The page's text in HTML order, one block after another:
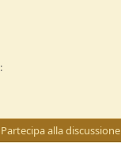
Partecipa alla discussione